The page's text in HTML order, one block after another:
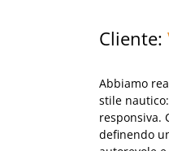
Cliente:
Abbiamo
stile
responsiva.
definendo